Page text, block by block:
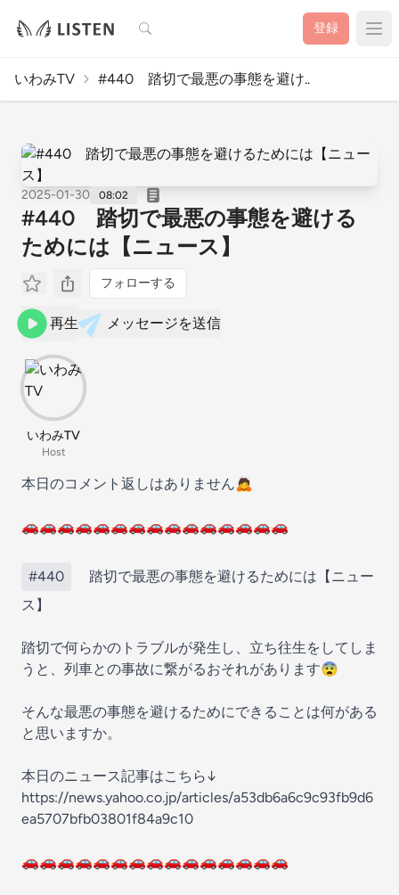
検索 登録
いわみTV #440 踏切で最悪の事態を避け..
2025-01-30 08:02
#440 踏切で最悪の事態を避ける
ためには【ニュース】
フォローする
再生 メッセージを送信
いわみTV
Host
本日のコメント返しはありません🙇
🚗🚗🚗🚗🚗🚗🚗🚗🚗🚗🚗🚗🚗🚗🚗
#440
踏切で最悪の事態を避けるためには【ニュー
ス】
踏切で何らかのトラブルが発生し、立ち往生をしてしま
うと、列車との事故に繋がるおそれがあります😨
そんな最悪の事態を避けるためにできることは何がある
と思いますか。
本日のニュース記事はこちら↓
https://news.yahoo.co.jp/articles/a53db6a6c9c93fb9d6
ea5707bfb03801f84a9c10
🚗🚗🚗🚗🚗🚗🚗🚗🚗🚗🚗🚗🚗🚗🚗